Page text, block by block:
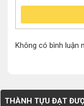
Không có bình luận
THÀNH TỰU ĐẠT